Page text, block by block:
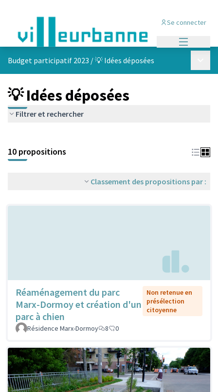
Se connecter
Budget participatif 2023 /💡 Idées déposées
💡 Idées déposées
Filtrer et rechercher
+
−
10 propositions
Classement des propositions par :
Réaménagement du parc
Marx-Dormoy et création d'un
parc à chien
Non retenue en
présélection
citoyenne
Résidence Marx-Dormoy 8 0